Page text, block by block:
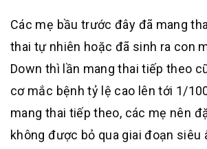
Các mẹ bầu trước đây đã mang
thai tự nhiên hoặc đã sinh ra con
Down thì lần mang thai tiếp theo
cơ mắc bệnh tỷ lệ cao lên tới 1/
mang thai tiếp theo, các mẹ nên
không được bỏ qua giai đoạn siêu